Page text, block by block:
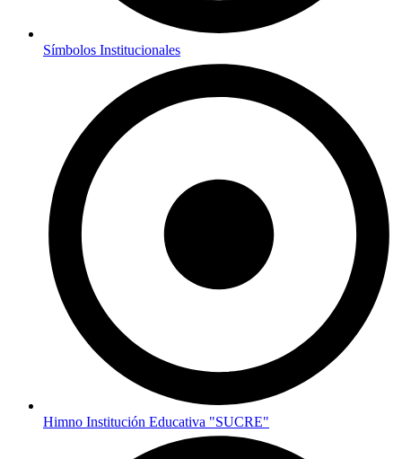
Símbolos Institucionales
Himno Institución Educativa "SUCRE"